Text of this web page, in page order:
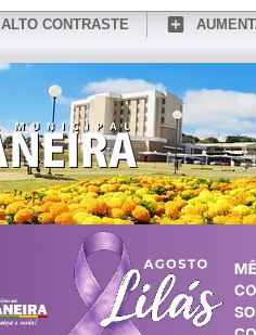
ALTO CONTRASTE
CONHEÇA MEDIANEIRA